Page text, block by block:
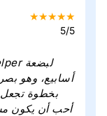
★★★★★
5/5
أسابيع، وهو
بخطوة تجعل
أحب أن يكون